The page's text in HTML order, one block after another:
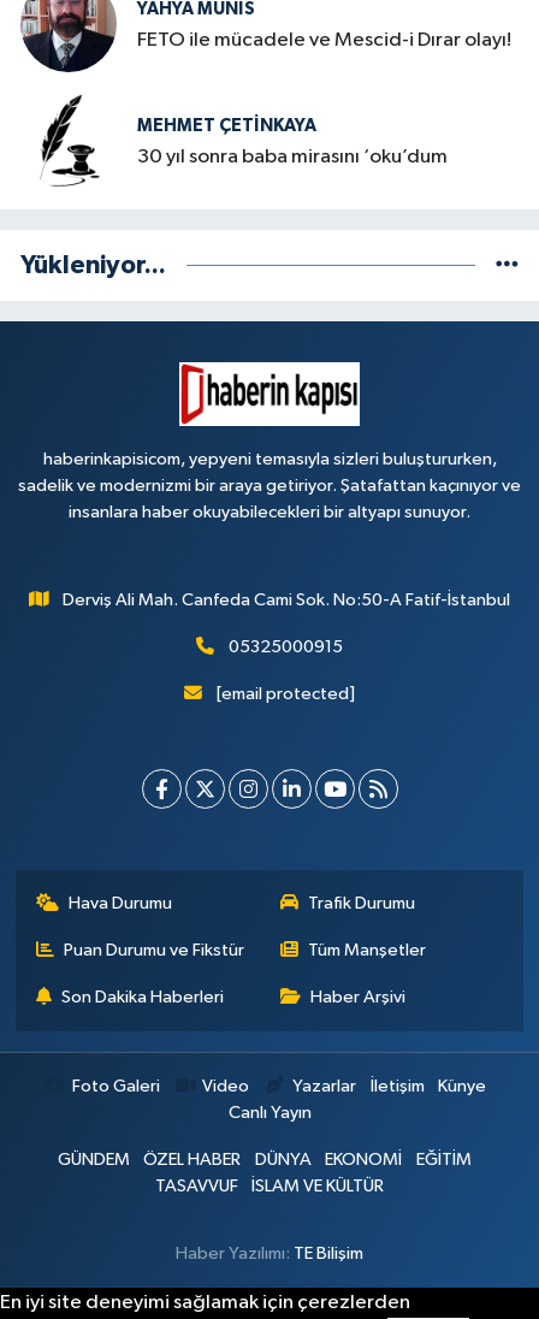
YAHYA MUNIS
FETO ile mücadele ve Mescid-i Dırar olayı!
MEHMET ÇETINKAYA
30 yıl sonra baba mirasını ‘oku’dum
Yükleniyor...
haberinkapisicom, yepyeni temasıyla sizleri buluştururken,
sadelik ve modernizmi bir araya getiriyor. Şatafattan kaçınıyor ve
insanlara haber okuyabilecekleri bir altyapı sunuyor.
Derviş Ali Mah. Canfeda Cami Sok. No:50-A Fatif-İstanbul
05325000915
[email protected]
Hava Durumu Trafik Durumu
Puan Durumu ve Fikstür Tüm Manşetler
Son Dakika Haberleri Haber Arşivi
Foto Galeri Video Yazarlar İletişim
Künye
Canlı Yayın
GÜNDEM ÖZEL HABER DÜNYA EKONOMİ
EĞİTİM
TASAVVUF
İSLAM VE KÜLTÜR
Haber Yazılımı: TE Bilişim
En iyi site deneyimi sağlamak için çerezlerden